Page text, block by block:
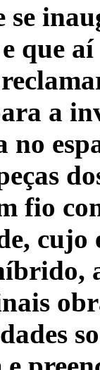
se
que
a
no
fio
cujo